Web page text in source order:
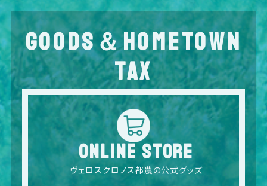
GOODS＆HOMETOWN
TAX
ONLINE STORE
ヴェロスクロノス都農の公式グッズ